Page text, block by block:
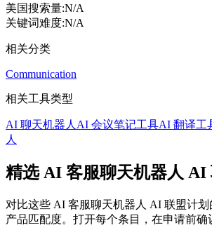
美国搜索量:N/A
关键词难度:N/A
相关分类
Communication
相关工具类型
AI 聊天机器人 AI 会议笔记工具AI 翻译工
人
精选 AI 客服聊天机器人 AI
对比这些 AI 客服聊天机器人 AI 联盟计
产品匹配度。打开每个条目，在申请前确